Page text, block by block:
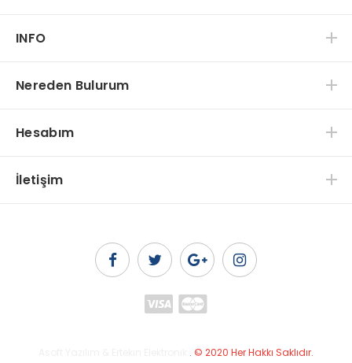
INFO
Nereden Bulurum
Hesabım
İletişim
. © 2020 Her Hakkı Saklıdır.